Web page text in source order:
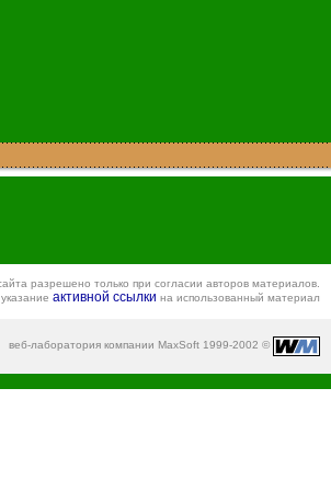
разрешено только при согласии авторов материалов.
активной ссылки на использованный материал
веб-лаборатория компании MaxSoft 1999-2002 ©